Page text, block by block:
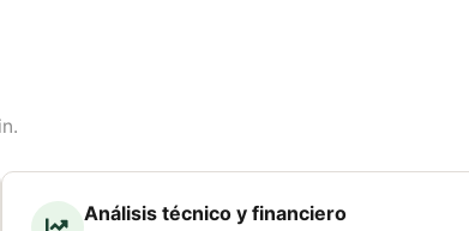
Análisis técnico y financiero